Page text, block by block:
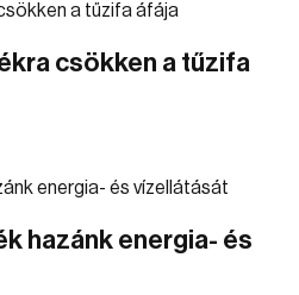
csökken a tűzifa
hazánk energia- és